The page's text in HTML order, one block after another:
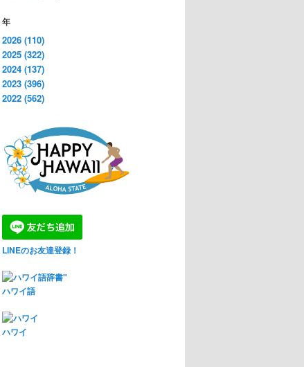
年
2026 (110)
2025 (322)
2024 (137)
2023 (396)
2022 (562)
LINEのお友達登録！
ハワイ語
ハワイ